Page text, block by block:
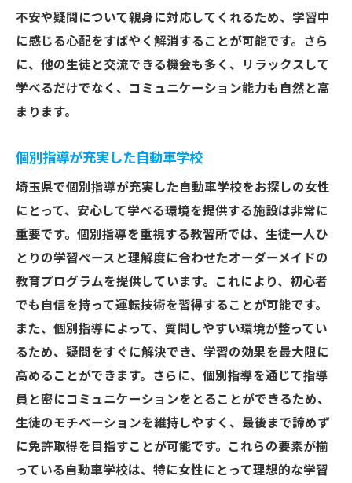
不安や疑問について親身に対応してくれるため、学習中
に感じる心配をすばやく解消することが可能です。さら
に、他の生徒と交流できる機会も多く、リラックスして
学べるだけでなく、コミュニケーション能力も自然と高
まります。
個別指導が充実した自動車学校
埼玉県で個別指導が充実した自動車学校をお探しの女性
にとって、安心して学べる環境を提供する施設は非常に
重要です。個別指導を重視する教習所では、生徒一人ひ
とりの学習ペースと理解度に合わせたオーダーメイドの
教育プログラムを提供しています。これにより、初心者
でも自信を持って運転技術を習得することが可能です。
また、個別指導によって、質問しやすい環境が整ってい
るため、疑問をすぐに解決でき、学習の効果を最大限に
高めることができます。さらに、個別指導を通じて指導
員と密にコミュニケーションをとることができるため、
生徒のモチベーションを維持しやすく、最後まで諦めず
に免許取得を目指すことが可能です。これらの要素が揃
っている自動車学校は、特に女性にとって理想的な学習